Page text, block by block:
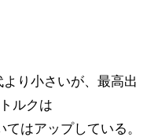
り小さいが、最高出
ルクは
はアップしている。